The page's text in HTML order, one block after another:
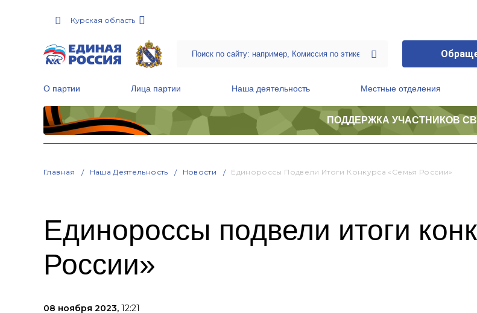
Курская область
О партии Лица партии Наша деятельность Местные отделения
ПОДДЕРЖКА УЧАСТНИКОВ
Главная Наша Деятельность Новости Единороссы Подвели Итоги Конкурса «Семья России»
Единороссы подвели итоги
России»
08 ноября 2023, 12:21